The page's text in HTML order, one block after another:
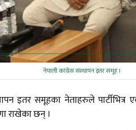
नेपाली कांग्रेस संस्थापन इतर समूह ।
इतर समूहका नेताहरुले
राखेका छन् ।